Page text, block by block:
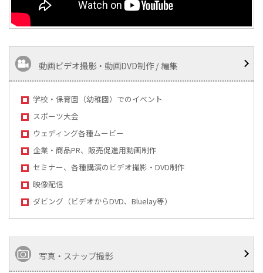
動画ビデオ撮影・動画DVD制作 / 編集
学校・保育園（幼稚園）でのイベント
スポーツ大会
ウェディング各種ムービー
企業・商品PR、販売促進用動画制作
セミナー、各種講演のビデオ撮影・DVD制作
映像配信
ダビング（ビデオからDVD、Bluelay等）
写真・スナップ撮影